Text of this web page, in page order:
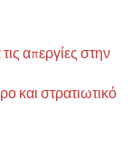
απεργίες στην
και στρατιωτικό